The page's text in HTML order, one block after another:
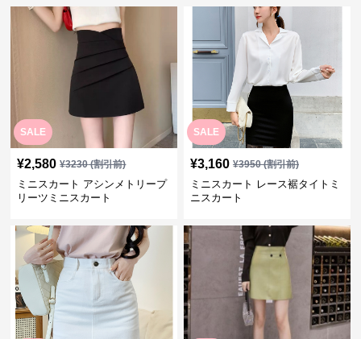
SALE
¥2,580 ¥3230(割引前)
ミニスカート アシンメトリープ
リーツミニスカート
SALE
¥3,160 ¥3950(割引前)
ミニスカート レース裾タイトミ
ニスカート